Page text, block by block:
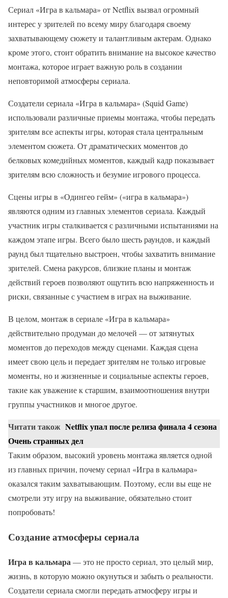
Сериал «Игра в кальмара» от Netflix вызвал огромный
интерес у зрителей по всему миру благодаря своему
захватывающему сюжету и талантливым актерам. Однако
кроме этого, стоит обратить внимание на высокое качество
монтажа, которое играет важную роль в создании
неповторимой атмосферы сериала.
Создатели сериала «Игра в кальмара» (Squid Game)
использовали различные приемы монтажа, чтобы передать
зрителям все аспекты игры, которая стала центральным
элементом сюжета. От драматических моментов до
белковых комедийных моментов, каждый кадр показывает
зрителям всю сложность и безумие игрового процесса.
Сцены игры в «Одингео гейм» («игра в кальмара»)
являются одним из главных элементов сериала. Каждый
участник игры сталкивается с различными испытаниями на
каждом этапе игры. Всего было шесть раундов, и каждый
раунд был тщательно выстроен, чтобы захватить внимание
зрителей. Смена ракурсов, близкие планы и монтаж
действий героев позволяют ощутить всю напряженность и
риски, связанные с участием в играх на выживание.
В целом, монтаж в сериале «Игра в кальмара»
действительно продуман до мелочей — от затянутых
моментов до переходов между сценами. Каждая сцена
имеет свою цель и передает зрителям не только игровые
моменты, но и жизненные и социальные аспекты героев,
такие как уважение к старшим, взаимоотношения внутри
группы участников и многое другое.
Читати також Netflix упал после релиза финала 4 сезона
Очень странных дел
Таким образом, высокий уровень монтажа является одной
из главных причин, почему сериал «Игра в кальмара»
оказался таким захватывающим. Поэтому, если вы еще не
смотрели эту игру на выживание, обязательно стоит
попробовать!
Создание атмосферы сериала
Игра в кальмара — это не просто сериал, это целый мир,
жизнь, в которую можно окунуться и забыть о реальности.
Создатели сериала смогли передать атмосферу игры и